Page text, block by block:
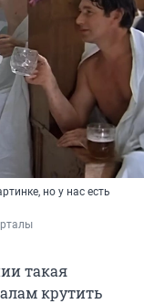
но у нас есть
такая
крутить